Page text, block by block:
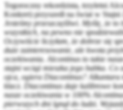
Tegoroczny rekordzista, trzyletni
Konkret) przyszedł na świat w
Jesteśmy przeszczęśliwi. Myślę, że to
wszystkich, na pewno nie
Oczywiście liczyłam, że dobrze się
duże zainteresowanie, ale kwota
oczekiwania. Alcontinus to takie
stajni wciąż mieszka jego babka. Co
ojca, ogiera Diacontinus? Alkantara
klacz. Diacontinus daje kalibrowe
nasze oczekiwania w 100%
pierwszych dni lgnął do ludzi.